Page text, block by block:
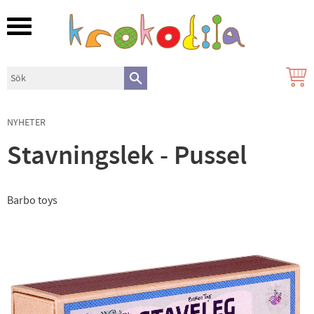
Meny
NYHETER
Stavningslek - Pussel
Barbo toys